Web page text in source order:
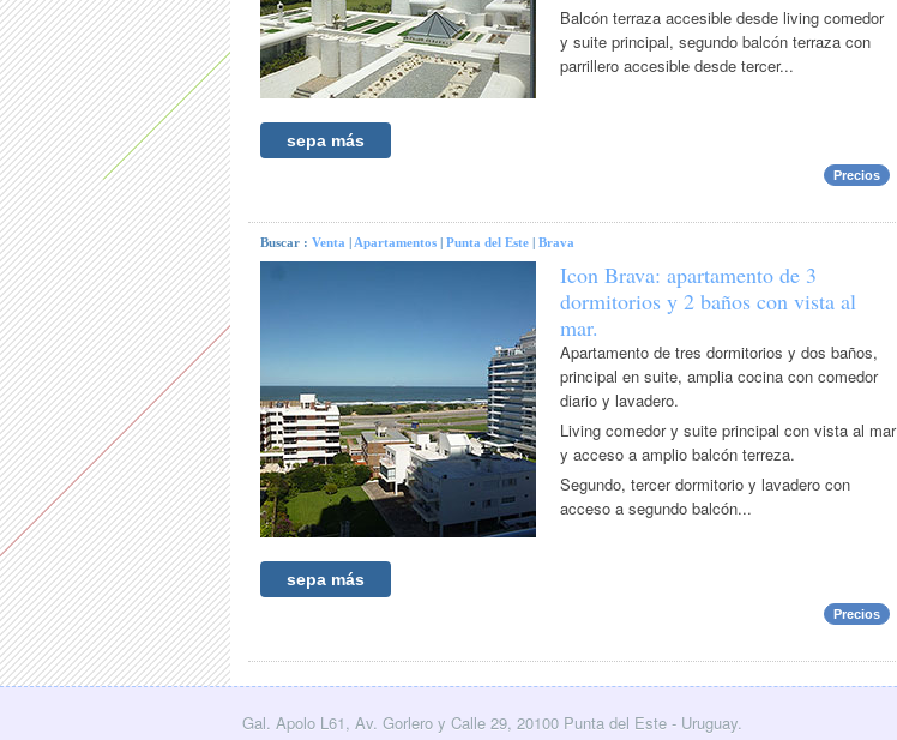
Balcón terraza accesible desde living comedor
y suite principal, segundo balcón terraza con
parrillero accesible desde tercer...
sepa más
Precios
Buscar : Venta | Apartamentos | Punta del Este | Brava
Icon Brava: apartamento de 3
dormitorios y 2 baños con vista al
mar.
Apartamento de tres dormitorios y dos baños,
principal en suite, amplia cocina con comedor
diario y lavadero.
Living comedor y suite principal con vista al mar
y acceso a amplio balcón terreza.
Segundo, tercer dormitorio y lavadero con
acceso a segundo balcón...
sepa más
Precios
Gal. Apolo L61, Av. Gorlero y Calle 29, 20100 Punta del Este - Uruguay.